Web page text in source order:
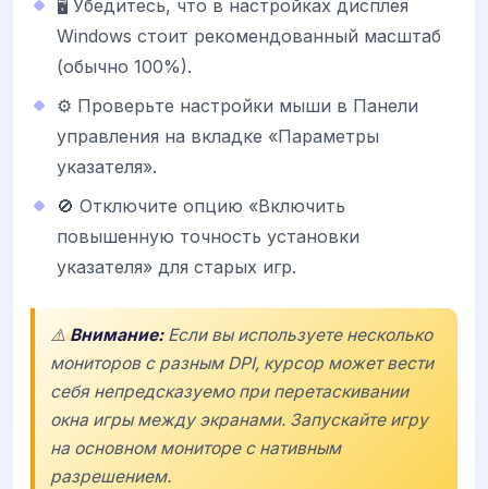
🖥️ Убедитесь, что в настройках дисплея
Windows стоит рекомендованный масштаб
(обычно 100%).
⚙️ Проверьте настройки мыши в Панели
управления на вкладке «Параметры
указателя».
🚫 Отключите опцию «Включить
повышенную точность установки
указателя» для старых игр.
⚠️Внимание:Если вы используете несколько
мониторов с разным DPI, курсор может вести
себя непредсказуемо при перетаскивании
окна игры между экранами. Запускайте игру
на основном мониторе с нативным
разрешением.